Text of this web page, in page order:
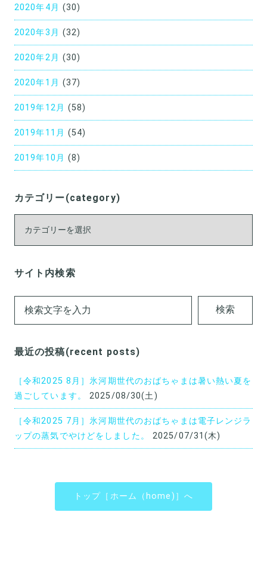
2020年4月 (30)
2020年3月 (32)
2020年2月 (30)
2020年1月 (37)
2019年12月 (58)
2019年11月 (54)
2019年10月 (8)
カテゴリー(category)
ー
(category)
サイト内検索
検索
最近の投稿(recent posts)
［令和2025 8月］氷河期世代のおばちゃまは暑い熱い夏を
過ごしています。
2025/08/30(土)
［令和2025 7月］氷河期世代のおばちゃまは電子レンジラ
ップの蒸気でやけどをしました。
2025/07/31(木)
トップ［ホーム（home)］へ